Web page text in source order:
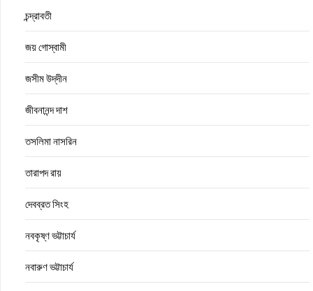
চন্দ্রাবতী
জয় গোস্বামী
জসীম উদ্‌দীন
জীবনানন্দ দাশ
তসলিমা নাসরিন
তারাপদ রায়
দেবব্রত সিংহ
নবকৃষ্ণ ভট্টাচার্য
নবারুণ ভট্টাচার্য